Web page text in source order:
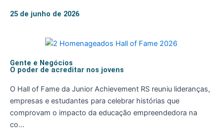
25 de junho de 2026
Gente e Negócios
O poder de acreditar nos jovens
O Hall of Fame da Junior Achievement RS reuniu lideranças,
empresas e estudantes para celebrar histórias que
comprovam o impacto da educação empreendedora na
co...